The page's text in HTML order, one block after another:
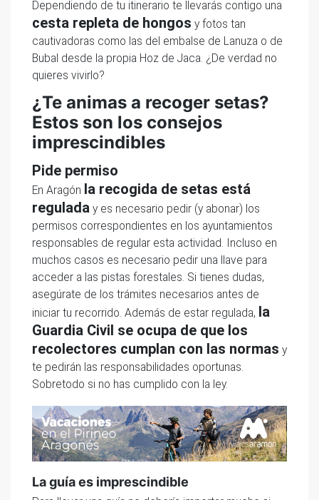
Dependiendo de tu itinerario te llevarás contigo una
cesta repleta de hongos y fotos tan
cautivadoras como las del embalse de Lanuza o de
Bubal desde la propia Hoz de Jaca. ¿De verdad no
quieres vivirlo?
¿Te animas a recoger setas?
Estos son los consejos
imprescindibles
Pide permiso
En Aragón la recogida de setas está
regulada y es necesario pedir (y abonar) los
permisos correspondientes en los ayuntamientos
responsables de regular esta actividad. Incluso en
muchos casos es necesario pedir una llave para
acceder a las pistas forestales. Si tienes dudas,
asegúrate de los trámites necesarios antes de
iniciar tu recorrido. Además de estar regulada, la
Guardia Civil se ocupa de que los
recolectores cumplan con las normas y
te pedirán las responsabilidades oportunas.
Sobretodo si no has cumplido con la ley.
La guía es imprescindible